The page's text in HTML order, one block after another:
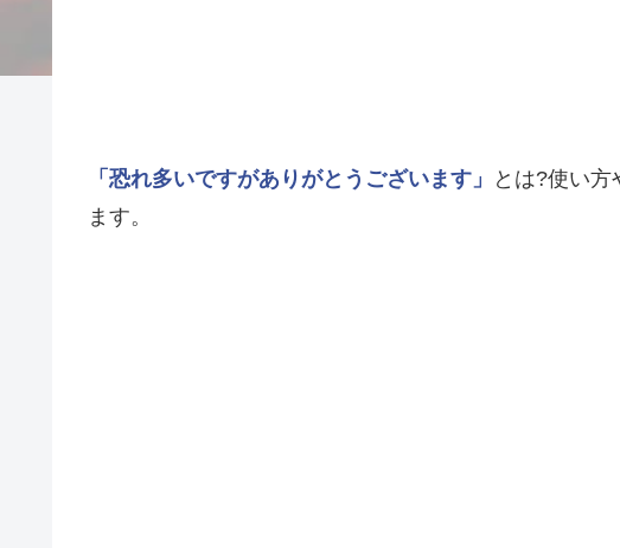
「恐れ多いですがありがとうございます」
とは?使い方
ます。